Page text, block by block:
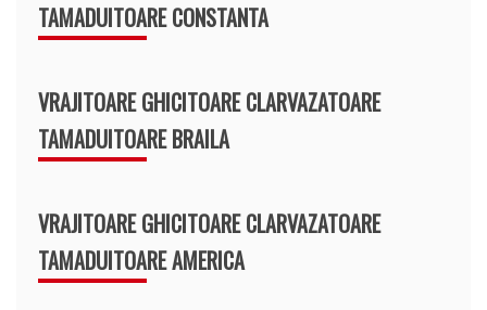
TAMADUITOARE CONSTANTA
VRAJITOARE GHICITOARE CLARVAZATOARE
TAMADUITOARE BRAILA
VRAJITOARE GHICITOARE CLARVAZATOARE
TAMADUITOARE AMERICA